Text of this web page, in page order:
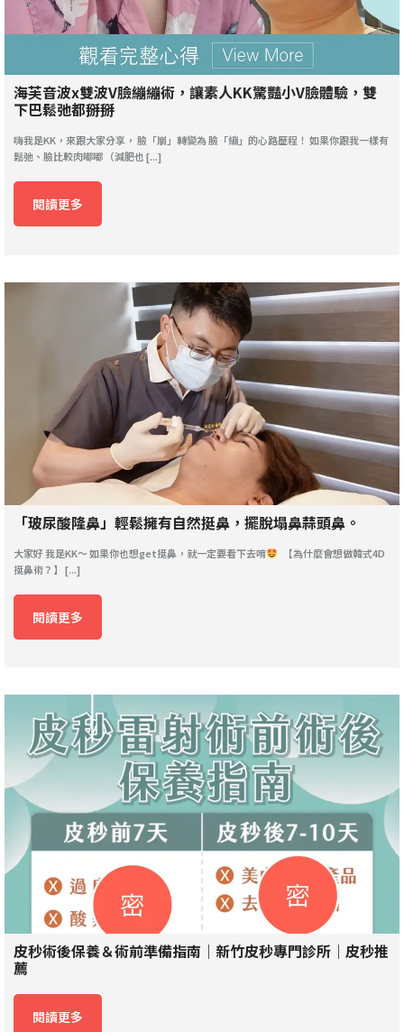
海芙音波x雙波V臉繃繃術，讓素人KK驚豔小V臉體驗，雙
下巴鬆弛都掰掰
嗨我是KK，來跟大家分享， 臉「崩」轉變為 臉「繃」的心路歷程！ 如果你跟我一樣有
鬆弛、臉比較肉嘟嘟 （減肥也 [...]
閱讀更多
「玻尿酸隆鼻」輕鬆擁有自然挺鼻，擺脫塌鼻蒜頭鼻。
大家好 我是KK～ 如果你也想get挺鼻，就一定要看下去唷
【為什麼會想做韓式4D
挺鼻術？】 [...]
閱讀更多
皮秒術後保養＆術前準備指南｜新竹皮秒專門診所｜皮秒推
薦
閱讀更多